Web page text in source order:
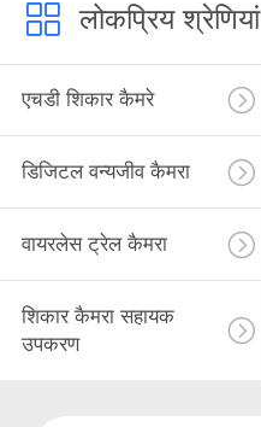
लोकप्रिय श्रेणियां
एचडी शिकार कैमरे
डिजिटल वन्यजीव कैमरा
वायरलेस ट्रेल कैमरा
शिकार कैमरा सहायक
उपकरण